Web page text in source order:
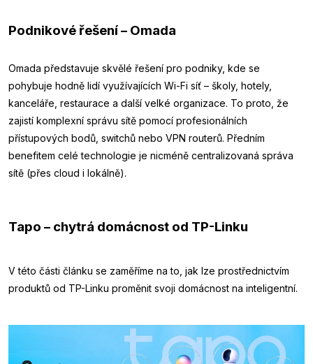
Podnikové řešení – Omada
Omada představuje skvělé řešení pro podniky, kde se
pohybuje hodně lidí využívajících Wi-Fi síť – školy, hotely,
kanceláře, restaurace a další velké organizace. To proto, že
zajistí komplexní správu sítě pomocí profesionálních
přístupových bodů, switchů nebo VPN routerů. Předním
benefitem celé technologie je nicméně centralizovaná správa
sítě (přes cloud i lokálně).
Tapo – chytrá domácnost od TP-Linku
V této části článku se zaměříme na to, jak lze prostřednictvím
produktů od TP-Linku proměnit svoji domácnost na inteligentní.